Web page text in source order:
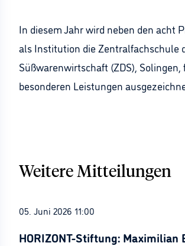
In diesem Jahr wird neben den acht
als Institution die Zentralfachschule
Süßwarenwirtschaft (ZDS), Solingen,
besonderen Leistungen
Weitere Mitteilungen
05. Juni 2026 11:00
HORIZONT-Stiftung: Maximilian